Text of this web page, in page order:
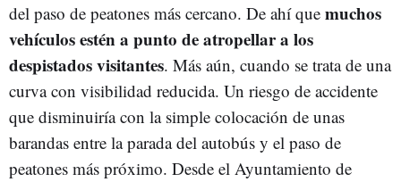
del paso de peatones más cercano. De ahí que muchos
vehículos estén a punto de atropellar a los
despistados visitantes. Más aún, cuando se trata de una
curva con visibilidad reducida. Un riesgo de accidente
que disminuiría con la simple colocación de unas
barandas entre la parada del autobús y el paso de
peatones más próximo. Desde el Ayuntamiento de